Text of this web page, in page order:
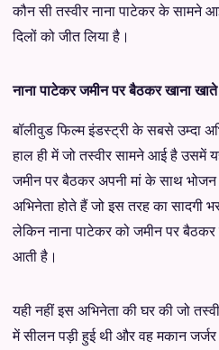
कौन सी तस्वीर नाना पाटेकर के सामने
दिलों को जीत लिया है।
नाना पाटेकर जमीन पर बैठकर खाना
बॉलीवुड फिल्म इंडस्ट्री के सबसे उम्दा
हाल ही में जो तस्वीर सामने आई है उसमें
जमीन पर बैठकर अपनी मां के साथ
अभिनेता होते हैं जो इस तरह का सादगी
लेकिन नाना पाटेकर को जमीन पर बैठकर
आती है।
यही नहीं इस अभिनेता की घर की जो
में सीलन पड़ी हुई थी और वह मकान